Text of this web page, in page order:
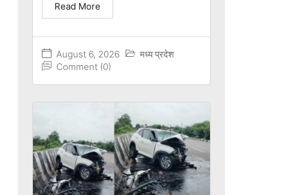
August 6, 2026
मध्य प्रदेश
Comment (0)
Read More